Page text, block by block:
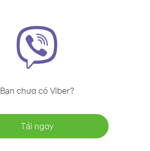
Bạn chưa có Viber?
Tải ngay